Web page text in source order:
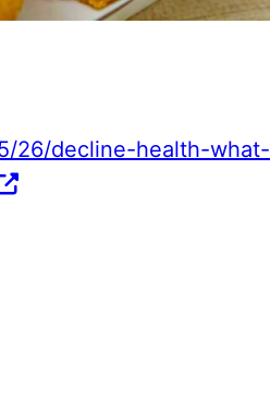
26/decline-health-what-